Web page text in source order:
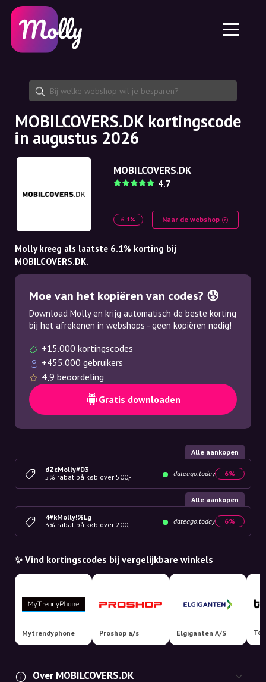
Huidverzorging
Haarverzorging
Kortingscode delen
Functies
Jobs
Over ons
Samenwerking
Platform
Molly voor iPhone en iPad
Molly voor Android
NL
EN
SE
NO
NL
MOBILCOVERS.DK kortingscode
in augustus 2026
MOBILCOVERS.DK
4.7
6.1% Naar de webshop
Molly kreeg als laatste 6.1% korting bij
MOBILCOVERS.DK.
Moe van het kopiëren van codes? 😰
Download Molly en krijg automatisch de beste korting
bij het afrekenen in webshops - geen kopiëren nodig!
+15.000 kortingscodes
+455.000 gebruikers
4,9 beoordeling
Gratis downloaden
Alle aankopen
dZcMolly#D3
5% rabat på køb over 500,-
dateago.today 6%
Alle aankopen
4#kMolly!%Lg
3% rabat på køb over 200,-
dateago.today 6%
✨ Vind kortingscodes bij vergelijkbare winkels
Mytrendyphone Proshop a/s Elgiganten A/S
Over MOBILCOVERS.DK